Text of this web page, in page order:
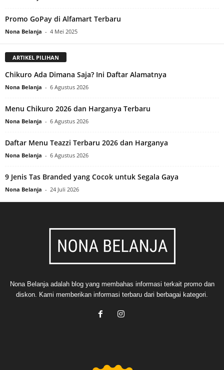
Promo GoPay di Alfamart Terbaru
Nona Belanja - 4 Mei 2025
ARTIKEL PILIHAN
Chikuro Ada Dimana Saja? Ini Daftar Alamatnya
Nona Belanja - 6 Agustus 2026
Menu Chikuro 2026 dan Harganya Terbaru
Nona Belanja - 6 Agustus 2026
Daftar Menu Teazzi Terbaru 2026 dan Harganya
Nona Belanja - 6 Agustus 2026
9 Jenis Tas Branded yang Cocok untuk Segala Gaya
Nona Belanja - 24 Juli 2026
Nona Belanja adalah blog yang membahas informasi terkait promo dan
diskon. Kami memberikan informasi terbaru dari berbagai kategori.